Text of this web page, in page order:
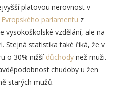
platovou nerovnost v
parlamentu z
vysokoškolské vzdělání, ale na
Stejná statistika také říká, že v
o 30% nižší důchody než muži.
chudoby u žen
starých mužů.